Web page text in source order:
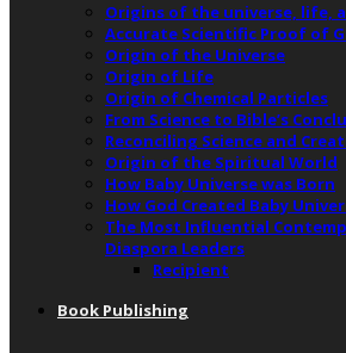
Origins of the universe, life,
Accurate Scientific Proof of
Origin of the Universe
Origin of Life
Origin of Chemical Particles
From Science to Bible’s
Reconciling Science and
Origin of the Spiritual World
How Baby Universe was Born
How God Created Baby
The Most Influential
Diaspora Leaders
Recipient
Book Publishing